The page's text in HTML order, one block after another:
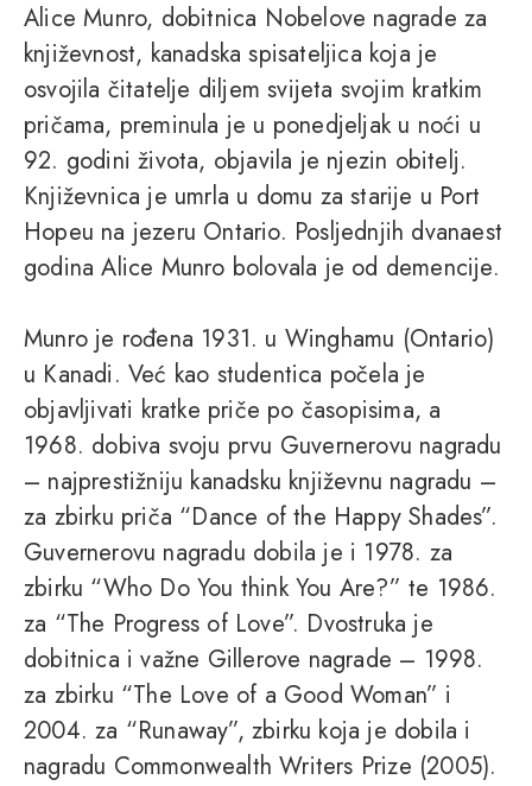
Alice Munro, dobitnica Nobelove nagrade za
književnost, kanadska spisateljica koja je
osvojila čitatelje diljem svijeta svojim kratkim
pričama, preminula je u ponedjeljak u noći u
92. godini života, objavila je njezin obitelj.
Književnica je umrla u domu za starije u Port
Hopeu na jezeru Ontario. Posljednjih dvanaest
godina Alice Munro bolovala je od demencije.
Munro je rođena 1931. u Winghamu (Ontario)
u Kanadi. Već kao studentica počela je
objavljivati kratke priče po časopisima, a
1968. dobiva svoju prvu Guvernerovu nagradu
– najprestižniju kanadsku književnu nagradu –
za zbirku priča “Dance of the Happy Shades”.
Guvernerovu nagradu dobila je i 1978. za
zbirku “Who Do You think You Are?” te 1986.
za “The Progress of Love”. Dvostruka je
dobitnica i važne Gillerove nagrade – 1998.
za zbirku “The Love of a Good Woman” i
2004. za “Runaway”, zbirku koja je dobila i
nagradu Commonwealth Writers Prize (2005).